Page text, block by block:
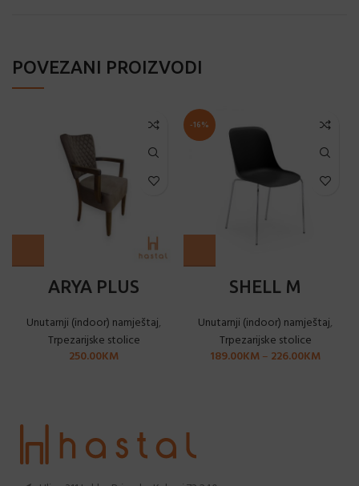
POVEZANI PROIZVODI
ARYA PLUS
Unutarnji (indoor) namještaj,
Trpezarijske stolice
250.00KM
-16%
SHELL M
Unutarnji (indoor) namještaj,
Trpezarijske stolice
189.00KM– 226.00KM